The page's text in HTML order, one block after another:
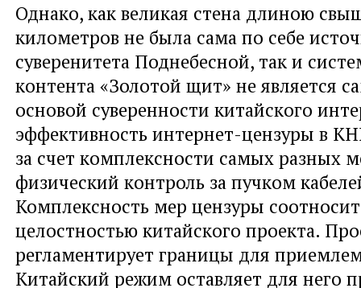
Однако, как великая стена длиною
километров не была сама по себе
суверенитета Поднебесной, так и
контента «Золотой щит» не является
основой суверенности китайского
эффективность интернет-цензуры в
за счет комплексности самых разных
физический контроль за пучком
Комплексность мер цензуры
целостностью китайского проекта.
регламентирует границы для
Китайский режим оставляет для него